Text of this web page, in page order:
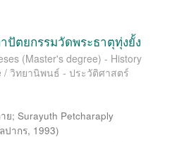
ปัตยกรรมวัดพระธาตุทุ่งยั้ง
(Master's degree) - History
/ วิทยานิพนธ์ - ประวัติศาสตร์
ย; Surayuth Petcharaply
ปากร, 1993)